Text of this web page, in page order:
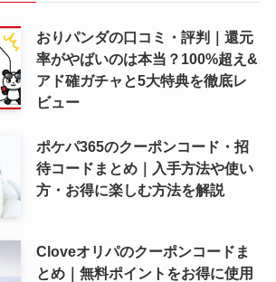
おりパンダの口コミ・評判｜還元
率がやばいのは本当？100%超え&
アド確ガチャと5大特典を徹底レ
ビュー
ポケパ365のクーポンコード・招
待コードまとめ｜入手方法や使い
方・お得に楽しむ方法を解説
Cloveオリパのクーポンコードま
とめ｜無料ポイントをお得に使用